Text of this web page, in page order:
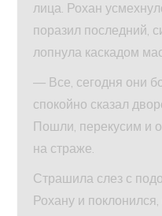
лица. Рохан
поразил последний,
лопнула каскадом
— Все, сегодня они
спокойно сказал
Пошли, перекусим и
на страже.
Страшила слез с
Рохану и